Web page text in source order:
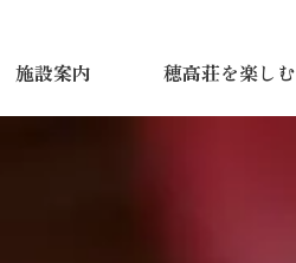
施設案内 穂高荘を楽しむ